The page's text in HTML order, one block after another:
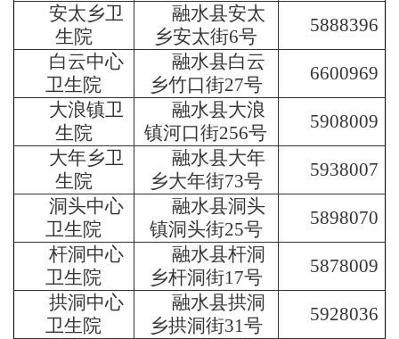
安太乡卫
生院
融水县安太
乡安太街6号
5888396
白云中心
卫生院
融水县白云
乡竹口街27号
6600969
大浪镇卫
生院
融水县大浪
镇河口街256号
5908009
大年乡卫
生院
融水县大年
乡大年街73号
5938007
洞头中心
卫生院
融水县洞头
镇洞头街25号
5898070
杆洞中心
卫生院
融水县杆洞
乡杆洞街17号
5878009
拱洞中心
卫生院
融水县拱洞
乡拱洞街31号
5928036